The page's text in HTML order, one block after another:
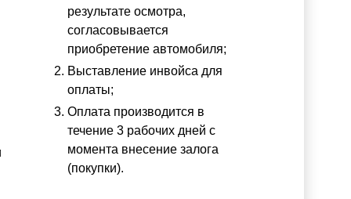
результате осмотра,
согласовывается
приобретение автомобиля;
Выставление инвойса для
оплаты;
Оплата производится в
течение 3 рабочих дней с
момента внесение залога
(покупки).